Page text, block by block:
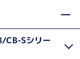
ら探す CO2イン
CB-Sシリー